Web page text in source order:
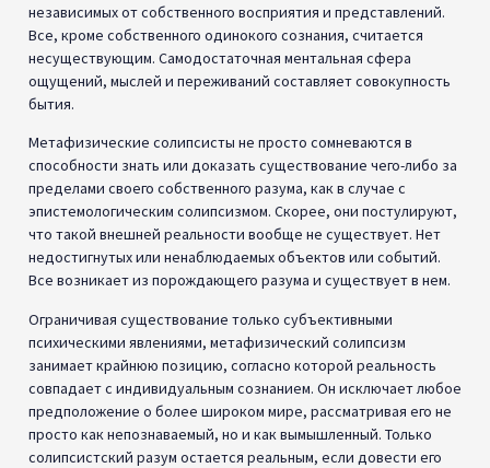
независимых от собственного восприятия и представлений.
Все, кроме собственного одинокого сознания, считается
несуществующим. Самодостаточная ментальная сфера
ощущений, мыслей и переживаний составляет совокупность
бытия.
Метафизические солипсисты не просто сомневаются в
способности знать или доказать существование чего-либо за
пределами своего собственного разума, как в случае с
эпистемологическим солипсизмом. Скорее, они постулируют,
что такой внешней реальности вообще не существует. Нет
недостигнутых или ненаблюдаемых объектов или событий.
Все возникает из порождающего разума и существует в нем.
Ограничивая существование только субъективными
психическими явлениями, метафизический солипсизм
занимает крайнюю позицию, согласно которой реальность
совпадает с индивидуальным сознанием. Он исключает любое
предположение о более широком мире, рассматривая его не
просто как непознаваемый, но и как вымышленный. Только
солипсистский разум остается реальным, если довести его